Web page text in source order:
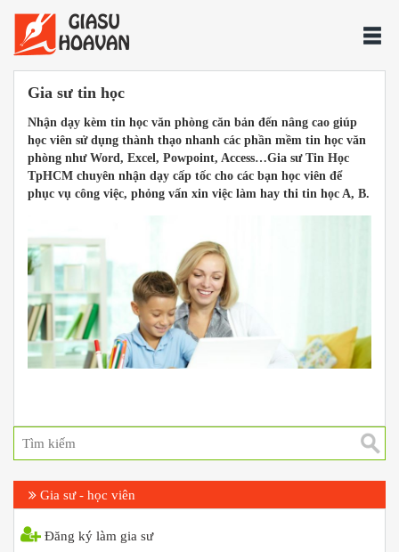
Gia sư tin học
Nhận dạy kèm tin học văn phòng căn bản đến nâng cao giúp
học viên sử dụng thành thạo nhanh các phần mềm tin học văn
phòng như Word, Excel, Powpoint, Access…Gia sư Tin Học
TpHCM chuyên nhận dạy cấp tốc cho các bạn học viên để
phục vụ công việc, phỏng vấn xin việc làm hay thi tin học A, B.
Gia sư - học viên
Đăng ký làm gia sư